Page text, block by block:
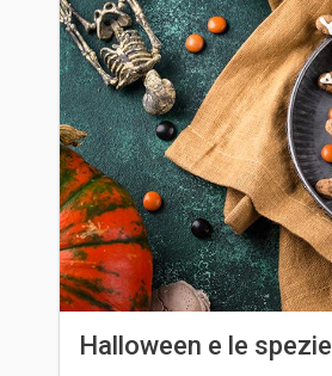
Halloween e le spezie